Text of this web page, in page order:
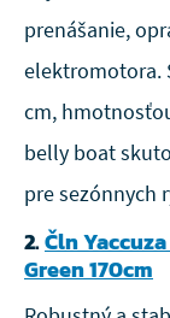
prenášanie,
elektromotora.
cm,
belly boat
pre sezónnych
2.Čln
Green 170cm